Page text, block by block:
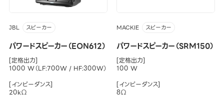
JBL スピーカー
パワードスピーカー（EON612）
[定格出力]
1000 W（LF:700W / HF:300W）
[インピーダンス]
20kΩ
MACKIE スピーカー
パワードスピーカー（SRM150）
[定格出力]
100 W
[インピーダンス]
8Ω